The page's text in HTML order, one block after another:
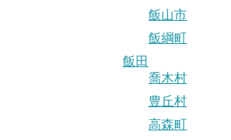
飯山市
飯綱町
飯田
喬木村
豊丘村
高森町